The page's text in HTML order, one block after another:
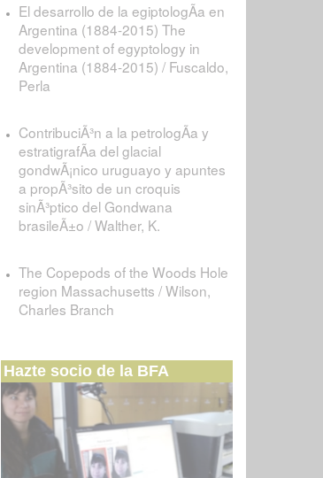
El desarrollo de la egiptologÃ­a en
Argentina (1884-2015) The
development of egyptology in
Argentina (1884-2015) / Fuscaldo,
Perla
ContribuciÃ³n a la petrologÃ­a y
estratigrafÃ­a del glacial
gondwÃ¡nico uruguayo y apuntes
a propÃ³sito de un croquis
sinÃ³ptico del Gondwana
brasileÃ±o / Walther, K.
The Copepods of the Woods Hole
region Massachusetts / Wilson,
Charles Branch
Hazte socio de la BFA